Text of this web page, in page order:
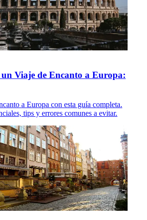
Viaje de Encanto a Europa:
a Europa con esta guía completa.
tips y errores comunes a evitar.